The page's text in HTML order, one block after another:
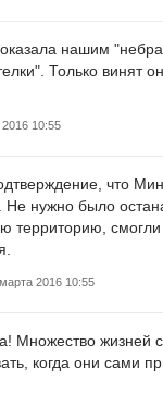
нашим
Только винят
10:55
что
Не нужно было
территорию,
2016 10:55
Множество жизней
когда они сами